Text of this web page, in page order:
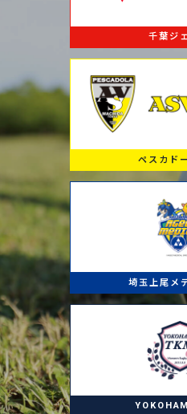
千葉ジ
ペスカド
埼玉上尾メ